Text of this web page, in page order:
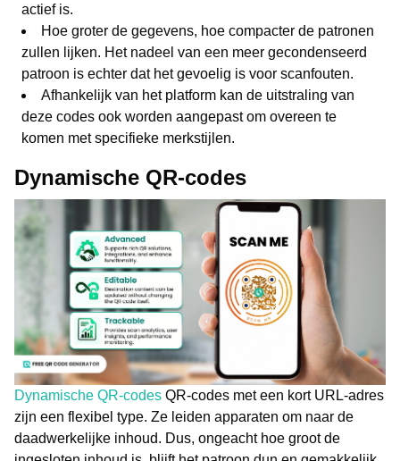
actief is.
Hoe groter de gegevens, hoe compacter de patronen
zullen lijken. Het nadeel van een meer gecondenseerd
patroon is echter dat het gevoelig is voor scanfouten.
Afhankelijk van het platform kan de uitstraling van
deze codes ook worden aangepast om overeen te
komen met specifieke merkstijlen.
Dynamische QR-codes
Dynamische QR-codes QR-codes met een kort URL-adres
zijn een flexibel type. Ze leiden apparaten om naar de
daadwerkelijke inhoud. Dus, ongeacht hoe groot de